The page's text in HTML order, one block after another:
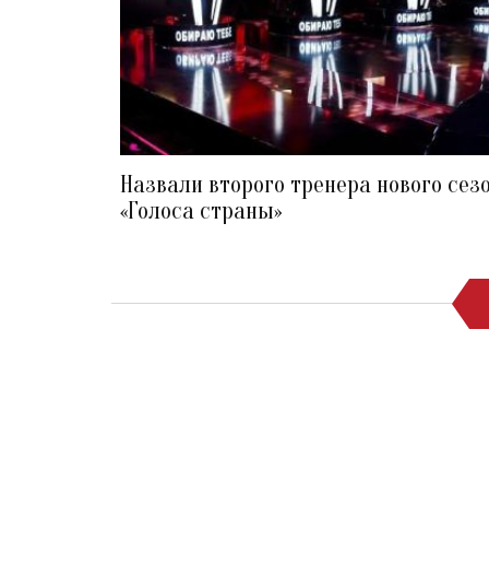
Назвали второго тренера нового
«Голоса страны»